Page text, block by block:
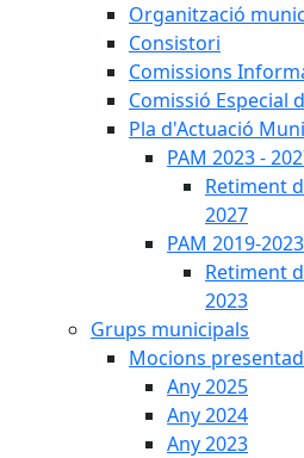
Organització
Consistori
Comissions
Comissió Especial
Pla d'Actuació
PAM 2023 -
Retiment
2027
PAM 2019-2023
Retiment
2023
Grups municipals
Mocions
Any 2025
Any 2024
Any 2023